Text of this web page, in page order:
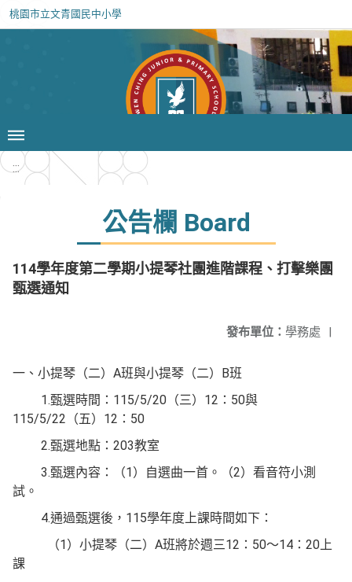
桃園市立文青國民中小學
:::
公告欄 Board
114學年度第二學期小提琴社團進階課程、打擊樂團
甄選通知
發布單位： 學務處 |
一、小提琴（二）A班與小提琴（二）B班
1.甄選時間：115/5/20（三）12：50與
115/5/22（五）12：50
2.甄選地點：203教室
3.甄選內容：（1）自選曲一首。（2）看音符小測
試。
4.通過甄選後，115學年度上課時間如下：
（1）小提琴（二）A班將於週三12：50～14：20上
課